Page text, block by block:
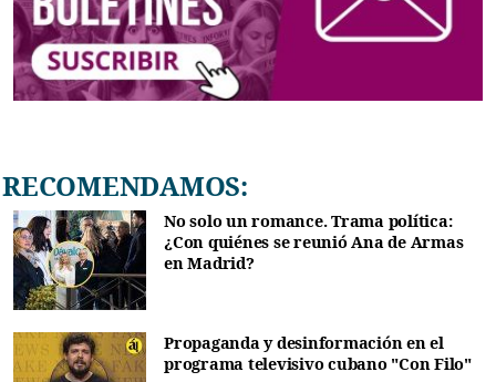
RECOMENDAMOS:
No solo un romance. Trama política:
¿Con quiénes se reunió Ana de Armas
en Madrid?
Propaganda y desinformación en el
programa televisivo cubano "Con Filo"